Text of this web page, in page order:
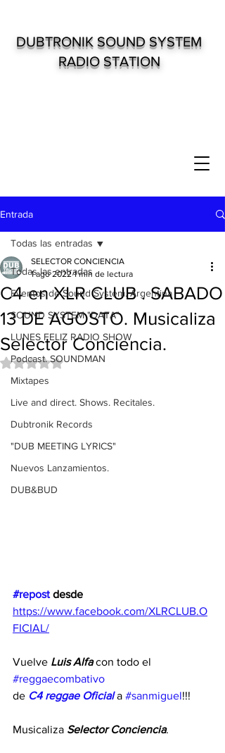
DUBTRONIK SOUND SYSTEM
RADIO STATION
Entrada
Todas las entradas
Eventos de Sound System. Argentina
SOUND SYSTEM "DATA"
LUNES FELIZ RADIO SHOW
Podcast. SOUNDMAN
Mixtapes
Live and direct. Shows. Recitales.
Dubtronik Records
"DUB MEETING LYRICS"
Nuevos Lanzamientos.
DUB&BUD
Todas las entradas
C4 en XLR CLUB . SABADO
13 DE AGOSTO. Musicaliza
Selector Conciencia.
SELECTOR CONCIENCIA
1 ago 2022 1 min de lectura
Obtuvo NaN de 5 estrellas.
#repost desde
https://www.facebook.com/XLRCLUB.O
FICIAL/
Vuelve Luis Alfa con todo el
#reggaecombativo
de C4 reggae Oficial a #sanmiguel!!!
Musicaliza Selector Conciencia.